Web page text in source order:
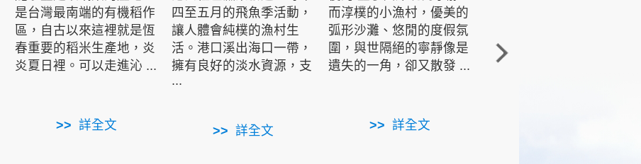
是台灣最南端的有機稻作
區，自古以來這裡就是恆
春重要的稻米生產地，炎
炎夏日裡。可以走進沁 ...
詳全文
四至五月的飛魚季活動，
讓人體會純樸的漁村生
活。港口溪出海口一帶，
擁有良好的淡水資源，支
...
詳全文
而淳樸的小漁村，優美的
弧形沙灘、悠閒的度假氛
圍，與世隔絕的寧靜像是
遺失的一角，卻又散發 ...
詳全文
角的端點，冬季海浪拍打
著礁岸，旺盛的侵蝕作